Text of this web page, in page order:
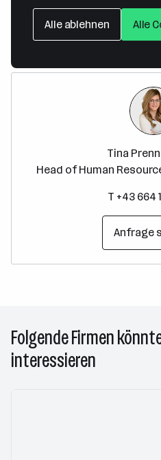
Tina
Head of Human
T +43 664
Anfrage
Folgende Firmen
interessieren
Alle ablehnen Alle